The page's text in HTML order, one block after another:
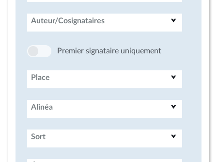
Auteur/Cosignataires
Premier signataire uniquement
Place
Alinéa
Sort